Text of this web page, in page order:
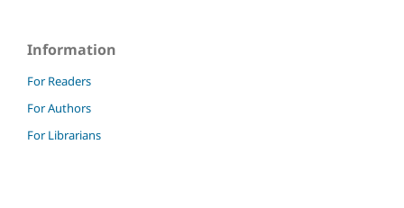
Information
For Readers
For Authors
For Librarians